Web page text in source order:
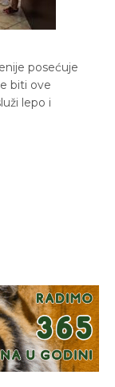
posećuje
biti ove
lepo i